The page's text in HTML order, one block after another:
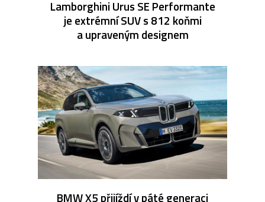
Lamborghini Urus SE Performante
je extrémní SUV s 812 koňmi
a upraveným designem
BMW X5 přijíždí v páté generaci